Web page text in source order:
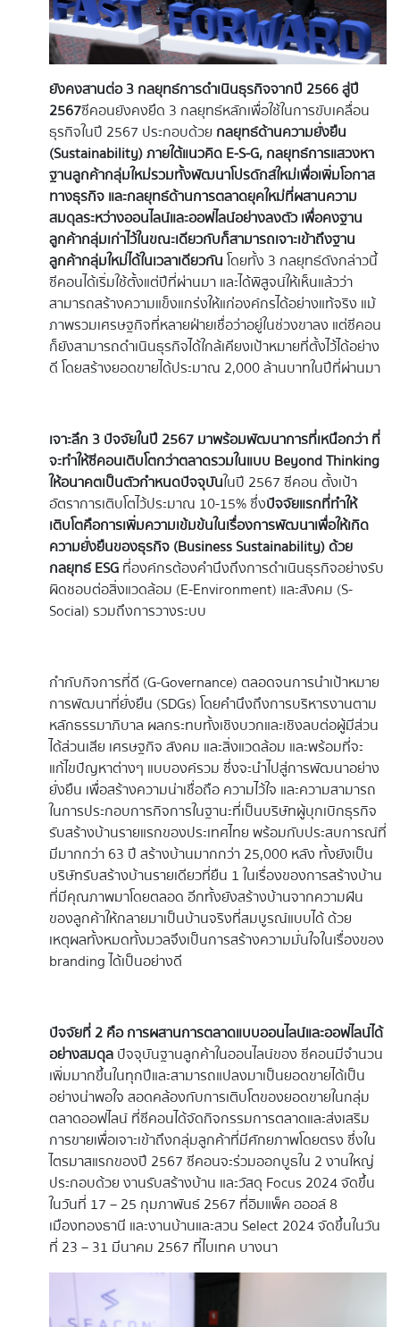
ยังคงสานต่อ3 กลยุทธ์การดำเนินธุรกิจจากปี 2566 สู่ปี
2567ซีคอนยังคงยึด 3 กลยุทธ์หลักเพื่อใช้ในการขับเคลื่อน
ธุรกิจในปี 2567 ประกอบด้วย กลยุทธ์ด้านความยั่งยืน
(Sustainability) ภายใต้แนวคิด E-S-G, กลยุทธ์การแสวงหา
ฐานลูกค้ากลุ่มใหม่รวมทั้งพัฒนาโปรดักส์ใหม่เพื่อเพิ่มโอกาส
ทางธุรกิจ และกลยุทธ์ด้านการตลาดยุคใหม่ที่ผสานความ
สมดุลระหว่างออนไลน์และออฟไลน์อย่างลงตัว เพื่อคงฐาน
ลูกค้ากลุ่มเก่าไว้ในขณะเดียวกับก็สามารถเจาะเข้าถึงฐาน
ลูกค้ากลุ่มใหม่ได้ในเวลาเดียวกันโดยทั้ง 3 กลยุทธ์ดังกล่าวนี้
ซีคอนได้เริ่มใช้ตั้งแต่ปีที่ผ่านมา และได้พิสูจน์ให้เห็นแล้วว่า
สามารถสร้างความแข็งแกร่งให้แก่องค์กรได้อย่างแท้จริง แม้
ภาพรวมเศรษฐกิจที่หลายฝ่ายเชื่อว่าอยู่ในช่วงขาลง แต่ซีคอน
ก็ยังสามารถดำเนินธุรกิจได้ใกล้เคียงเป้าหมายที่ตั้งไว้ได้อย่าง
ดี โดยสร้างยอดขายได้ประมาณ 2,000 ล้านบาทในปีที่ผ่านมา
เจาะลึก 3 ปัจจัยในปี 2567 มาพร้อมพัฒนาการที่เหนือกว่า ที่
จะทำให้ซีคอนเติบโตกว่าตลาดรวมในแบบ Beyond Thinking
ให้อนาคตเป็นตัวกำหนดปัจจุบันในปี 2567 ซีคอน ตั้งเป้า
อัตราการเติบโตไว้ประมาณ 10-15% ซึ่งปัจจัยแรกที่ทำให้
เติบโตคือการเพิ่มความเข้มข้นในเรื่องการพัฒนาเพื่อให้เกิด
ความยั่งยืนของธุรกิจ (Business Sustainability) ด้วย
กลยุทธ์ ESGที่องค์กรต้องคำนึงถึงการดำเนินธุรกิจอย่างรับ
ผิดชอบต่อสิ่งแวดล้อม (E-Environment) และสังคม (S-
Social) รวมถึงการวางระบบ
กำกับกิจการที่ดี (G-Governance) ตลอดจนการนำเป้าหมาย
การพัฒนาที่ยั่งยืน (SDGs) โดยคำนึงถึงการบริหารงานตาม
หลักธรรมาภิบาล ผลกระทบทั้งเชิงบวกและเชิงลบต่อผู้มีส่วน
ได้ส่วนเสีย เศรษฐกิจ สังคม และสิ่งแวดล้อม และพร้อมที่จะ
แก้ไขปัญหาต่างๆ แบบองค์รวม ซึ่งจะนำไปสู่การพัฒนาอย่าง
ยั่งยืน เพื่อสร้างความน่าเชื่อถือ ความไว้ใจ และความสามารถ
ในการประกอบการกิจการในฐานะที่เป็นบริษัทผู้บุกเบิกธุรกิจ
รับสร้างบ้านรายแรกของประเทศไทย พร้อมกับประสบการณ์ที่
มีมากกว่า 63 ปี สร้างบ้านมากกว่า 25,000 หลัง ทั้งยังเป็น
บริษัทรับสร้างบ้านรายเดียวที่ยืน 1 ในเรื่องของการสร้างบ้าน
ที่มีคุณภาพมาโดยตลอด อีกทั้งยังสร้างบ้านจากความฝัน
ของลูกค้าให้กลายมาเป็นบ้านจริงที่สมบูรณ์แบบได้ ด้วย
เหตุผลทั้งหมดทั้งมวลจึงเป็นการสร้างความมั่นใจในเรื่องของ
branding ได้เป็นอย่างดี
ปัจจัยที่2 คือ การผสานการตลาดแบบออนไลน์และออฟไลน์ได้
อย่างสมดุลปัจจุบันฐานลูกค้าในออนไลน์ของ ซีคอนมีจำนวน
เพิ่มมากขึ้นในทุกปีและสามารถแปลงมาเป็นยอดขายได้เป็น
อย่างน่าพอใจ สอดคล้องกับการเติบโตของยอดขายในกลุ่ม
ตลาดออฟไลน์ ที่ซีคอนได้จัดกิจกรรมการตลาดและส่งเสริม
การขายเพื่อเจาะเข้าถึงกลุ่มลูกค้าที่มีศักยภาพโดยตรง ซึ่งใน
ไตรมาสแรกของปี 2567 ซีคอนจะร่วมออกบูธใน 2 งานใหญ่
ประกอบด้วย งานรับสร้างบ้าน และวัสดุ Focus 2024 จัดขึ้น
ในวันที่ 17 – 25 กุมภาพันธ์ 2567 ที่อิมแพ็ค ฮออล์ 8
เมืองทองธานี และงานบ้านและสวน Select 2024 จัดขึ้นในวัน
ที่ 23 – 31 มีนาคม 2567 ที่ไบเทค บางนา